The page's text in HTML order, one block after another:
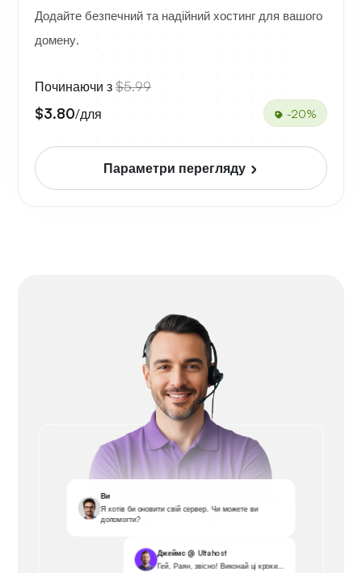
Додайте безпечний та надійний хостинг для вашого
домену.
Починаючи з $5.99
$3.80/для -20%
Параметри перегляду
Ви
Я хотів би оновити свій сервер. Чи можете ви
допомогти?
Джеймс @ Ultahost
Гей, Раян, звісно! Виконай ці кроки...